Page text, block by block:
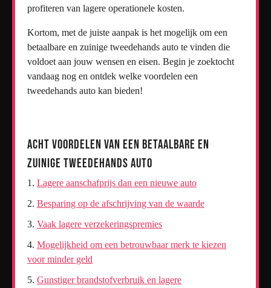
profiteren van lagere operationele kosten.
Kortom, met de juiste aanpak is het mogelijk om een
betaalbare en zuinige tweedehands auto te vinden die
voldoet aan jouw wensen en eisen. Begin je zoektocht
vandaag nog en ontdek welke voordelen een
tweedehands auto kan bieden!
Acht Voordelen van een Betaalbare en
Zuinige Tweedehands Auto
Lagere aanschafprijs dan een nieuwe auto
Besparing op de afschrijving van de waarde
Vaak lagere verzekeringspremies
Mogelijkheid om een betrouwbaar merk te kiezen
voor minder geld
Gunstiger brandstofverbruik en lagere